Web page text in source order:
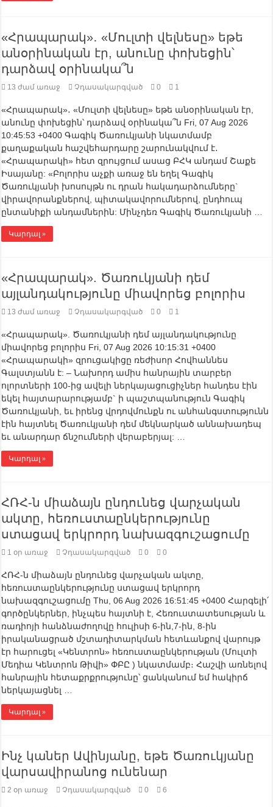
«Հրապարակ»․ «Մուլտի վելնեսը» եթե
անօրինական էր, անունը փոխեցին՝
դարձավ օրինակա՞ն
13 ժամ առաջ Չդասակարգված 0 1
«Հրապարակ»․ «Մուլտի վելնեսը» եթե անօրինական էր,
անունը փոխեցին՝ դարձավ օրինակա՞ն Fri, 07 Aug 2026
10:45:53 +0400 Գագիկ Ծառուկյանի նկատմամբ
քաղաքական հաշվեհարդարը շարունակվում է․
«Հրապարակի» հետ զրույցում ասաց ԲՀԿ անդամ Շաքե
Իսայանը: «Բոլորիս աչքի առաջ են եղել Գագիկ
Ծառուկյանի խոսույթն ու դրան հակադարձումները`
վիրավորանքներով, պիտակավորումներով, ընդհուպ
ընտանիքի անդամներին: Մինչդեռ Գագիկ Ծառուկյանի …
Կարդալ »
«Հրապարակ». Ծառուկյանի դեմ
այլանդակությունը միավորեց բոլորիս
13 ժամ առաջ Չդասակարգված 0 1
«Հրապարակ». Ծառուկյանի դեմ այլանդակությունը
միավորեց բոլորիս Fri, 07 Aug 2026 10:15:31 +0400
«Հրապարակի» զրուցակիցը ռեժիսոր Հովհաննես
Գալստյանն է: – Նախորդ ամիս հանրային տարբեր
ոլորտների 100-ից ավելի ներկայացուցիչներ հանդես էին
եկել հայտարարությամբ` ի պաշտպանություն Գագիկ
Ծառուկյանի, եւ իրենց վրդովմունքն ու անհանգստությունն
էին հայտնել Ծառուկյանի դեմ մեկնարկած աննախադեպ
եւ անարդար ճնշումների վերաբերյալ: …
Կարդալ »
ՀՌՀ-ն միաձայն ընդունեց վարչական
ակտը, հեռուստաընկերությունը
ստացավ երկրորդ նախազգուշացումը
1 օր առաջ Չդասակարգված 0 0
ՀՌՀ-ն միաձայն ընդունեց վարչական ակտը,
հեռուստաընկերությունը ստացավ երկրորդ
նախազգուշացումը Thu, 06 Aug 2026 16:51:45 +0400 Հարգելի՛
գործընկերներ, ինչպես հայտնի է, Հեռուստատեսության և
ռադիոյի հանձնաժողովը հուլիսի 6-ին,7-ին, 8-ին
իրականացրած մշտադիտարկման հետևանքով վարույթ
էր հարուցել «Կենտրոն» հեռուստաընկերության (Մուլտի
Մեդիա Կենտրոն Թիվի» ՓԲԸ ) նկատմամբ։ Հաշվի առնելով
հանրային հետաքրքրությունը՝ ցանկանում եմ հակիրճ
ներկայացնել …
Կարդալ »
Ինչ կաներ Ավինյանը, եթե Ծառուկյանը
վարսավիրանոց ունենար
2 օր առաջ Չդասակարգված 0 6